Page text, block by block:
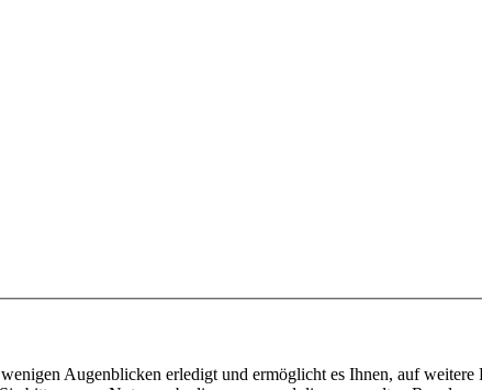
Augenblicken erledigt und ermöglicht es Ihnen, auf